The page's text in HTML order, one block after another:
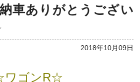
車ありがとうござい
2018年10月09日
ゴンR☆